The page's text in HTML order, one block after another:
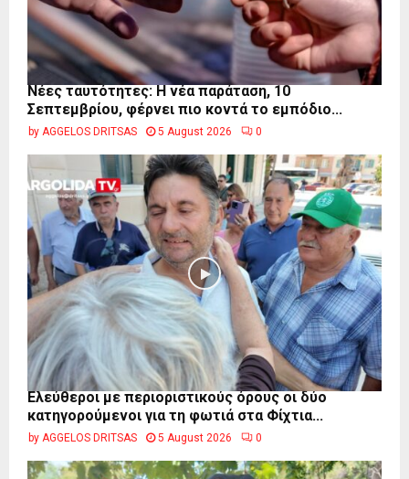
Νέες ταυτότητες: Η νέα παράταση, 10
Σεπτεμβρίου, φέρνει πιο κοντά το εμπόδιο...
by AGGELOS DRITSAS 5 August 2026 0
Ελεύθεροι με περιοριστικούς όρους οι δύο
κατηγορούμενοι για τη φωτιά στα Φίχτια...
by AGGELOS DRITSAS 5 August 2026 0